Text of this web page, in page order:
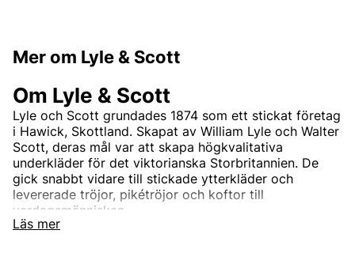
Mer om Lyle & Scott
Läs mer
Om Lyle & Scott
Lyle och Scott grundades 1874 som ett stickat företag
i Hawick, Skottland. Skapat av William Lyle och Walter
Scott, deras mål var att skapa högkvalitativa
underkläder för det viktorianska Storbritannien. De
gick snabbt vidare till stickade ytterkläder och
levererade tröjor, pikétröjor och koftor till
vardagsmänniskan.